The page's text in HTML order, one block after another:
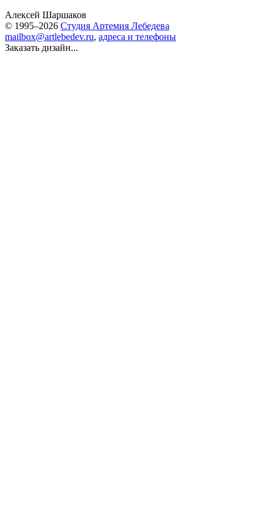
Алексей Шаршаков
© 1995–2026 Студия Артемия Лебедева
mailbox@artlebedev.ru, адреса и телефоны
Заказать дизайн...